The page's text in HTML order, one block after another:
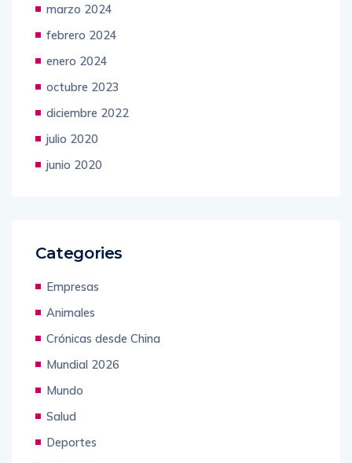
marzo 2024
febrero 2024
enero 2024
octubre 2023
diciembre 2022
julio 2020
junio 2020
Categories
Empresas
Animales
Crónicas desde China
Mundial 2026
Mundo
Salud
Deportes